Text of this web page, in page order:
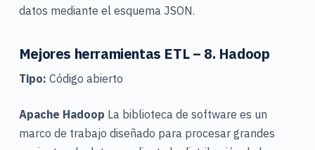
datos mediante el esquema JSON.
Mejores herramientas ETL – 8. Hadoop
Tipo: Código abierto
Apache Hadoop La biblioteca de software es un
marco de trabajo diseñado para procesar grandes